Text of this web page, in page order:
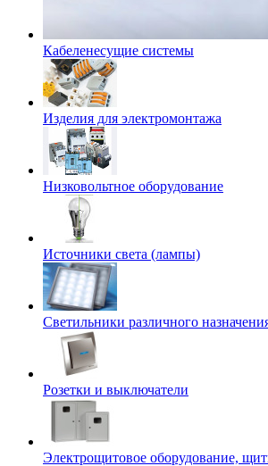
Кабеленесущие системы
Изделия для электромонтажа
Низковольтное оборудование
Источники света (лампы)
Светильники различного
Розетки и выключатели
Электрощитовое оборудование,